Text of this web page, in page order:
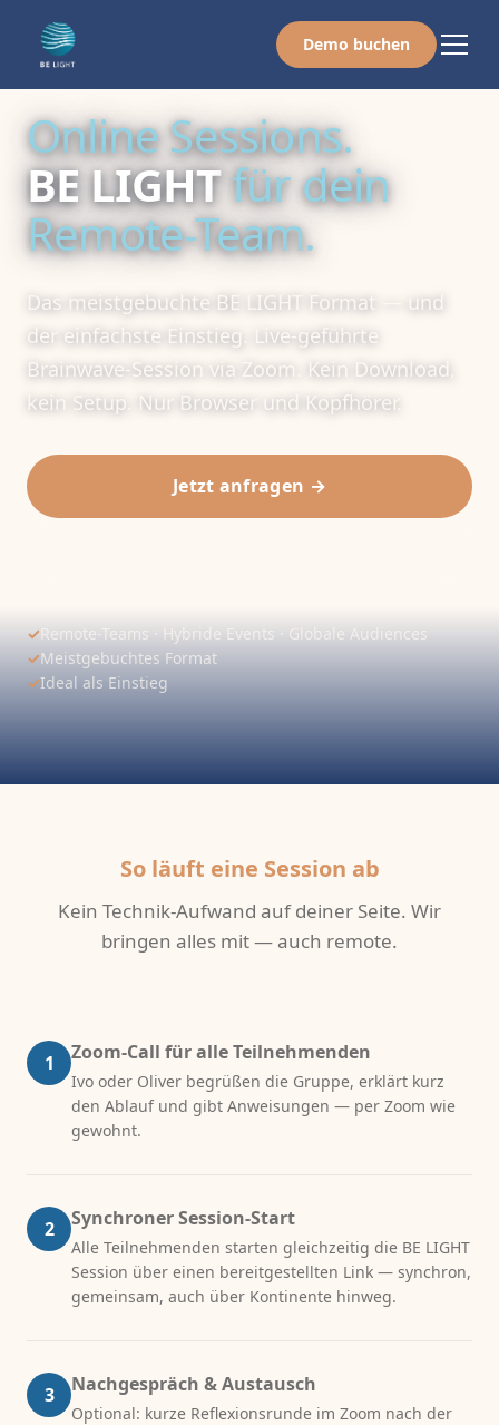
Demo buchen
Online Sessions.
BE LIGHTfür dein
Remote-Team.
Das meistgebuchte BE LIGHT Format — und
der einfachste Einstieg. Live-geführte
Brainwave-Session via Zoom. Kein Download,
kein Setup. Nur Browser und Kopfhörer.
Jetzt anfragen →
✓Remote-Teams · Hybride Events · Globale Audiences
✓Meistgebuchtes Format
✓Ideal als Einstieg
So läuft eine Session ab
Kein Technik-Aufwand auf deiner Seite. Wir
bringen alles mit — auch remote.
1 Zoom-Call für alle Teilnehmenden
Ivo oder Oliver begrüßen die Gruppe, erklärt kurz
den Ablauf und gibt Anweisungen — per Zoom wie
gewohnt.
2 Synchroner Session-Start
Alle Teilnehmenden starten gleichzeitig die BE LIGHT
Session über einen bereitgestellten Link — synchron,
gemeinsam, auch über Kontinente hinweg.
3 Nachgespräch & Austausch
Optional: kurze Reflexionsrunde im Zoom nach der